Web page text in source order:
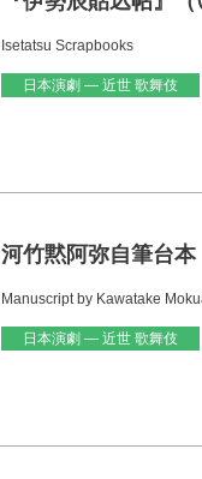
Isetatsu Scrapbooks
日本演劇 — 近世 歌舞伎
河竹黙阿弥自筆台
Manuscript by Kawatake
日本演劇 — 近世 歌舞伎